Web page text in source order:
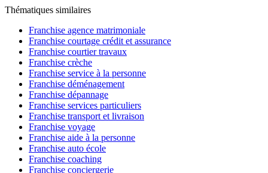
Thématiques similaires
Franchise agence matrimoniale
Franchise courtage crédit et assurance
Franchise courtier travaux
Franchise crèche
Franchise service à la personne
Franchise déménagement
Franchise dépannage
Franchise services particuliers
Franchise transport et livraison
Franchise voyage
Franchise aide à la personne
Franchise auto école
Franchise coaching
Franchise conciergerie